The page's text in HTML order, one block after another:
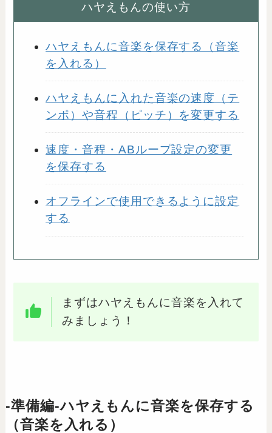
ハヤえもんの使い方
ハヤえもんに音楽を保存する（音楽
を入れる）
ハヤえもんに入れた音楽の速度（テ
ンポ）や音程（ピッチ）を変更する
速度・音程・ABループ設定の変更
を保存する
オフラインで使用できるように設定
する
まずはハヤえもんに音楽を入れて
みましょう！
-準備編-ハヤえもんに音楽を保存する
（音楽を入れる）